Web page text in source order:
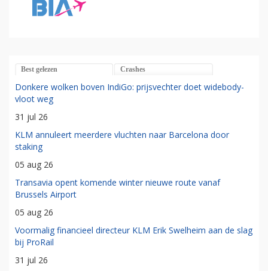
Best gelezen Crashes
Donkere wolken boven IndiGo: prijsvechter doet widebody-
vloot weg
31 jul 26
KLM annuleert meerdere vluchten naar Barcelona door
staking
05 aug 26
Transavia opent komende winter nieuwe route vanaf
Brussels Airport
05 aug 26
Voormalig financieel directeur KLM Erik Swelheim aan de slag
bij ProRail
31 jul 26